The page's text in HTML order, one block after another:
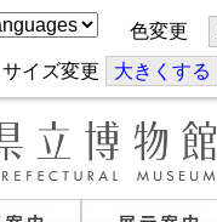
色変更
サイズ変更 大きくする